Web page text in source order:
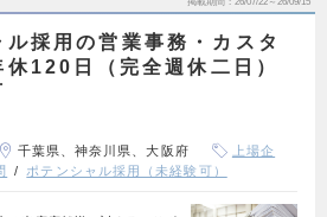
採用の営業事務・カスタ
120日（完全週休二日）
千葉県、神奈川県、大阪府
上場企
ポテンシャル採用（未経験可）